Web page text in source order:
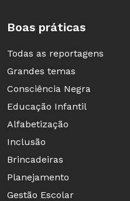
Boas práticas
Todas as reportagens
Grandes temas
Consciência Negra
Educação Infantil
Alfabetização
Inclusão
Brincadeiras
Planejamento
Gestão Escolar